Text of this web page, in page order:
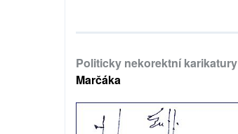
Politicky nekorektní karikatury
Marčáka